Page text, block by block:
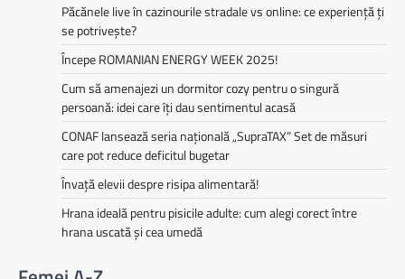
Păcănele live în cazinourile stradale vs online: ce experiență ți
se potrivește?
Începe ROMANIAN ENERGY WEEK 2025!
Cum să amenajezi un dormitor cozy pentru o singură
persoană: idei care îți dau sentimentul acasă
CONAF lansează seria națională „SupraTAX” Set de măsuri
care pot reduce deficitul bugetar
Învață elevii despre risipa alimentară!
Hrana ideală pentru pisicile adulte: cum alegi corect între
hrana uscată și cea umedă